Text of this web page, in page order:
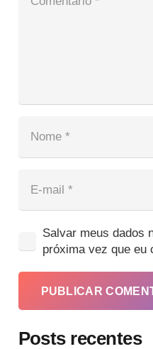
Salvar meus dados
próxima vez que eu
PUBLICAR
Posts recentes